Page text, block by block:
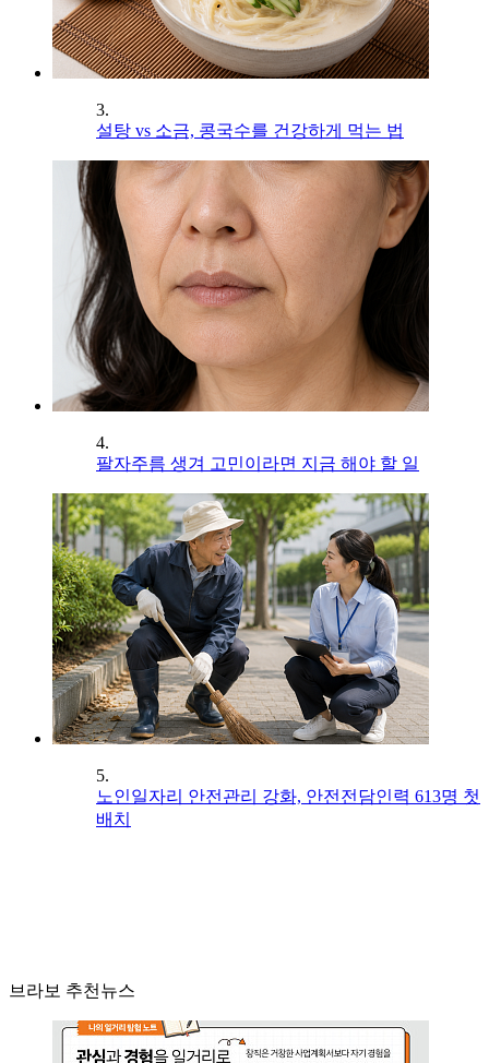
3.
설탕 vs 소금, 콩국수를 건강하게 먹는 법
4.
팔자주름 생겨 고민이라면 지금 해야 할 일
5.
노인일자리 안전관리 강화, 안전전담인력 613명 첫
배치
브라보 추천뉴스